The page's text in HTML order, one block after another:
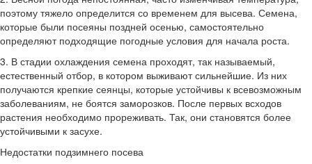
поэтому тяжело определится со временем для высева. Семена,
которые были посеяны поздней осенью, самостоятельно
определяют подходящие погодные условия для начала роста.
3. В стадии охлаждения семена проходят, так называемый,
естественный отбор, в котором выживают сильнейшие. Из них
получаются крепкие сеянцы, которые устойчивы к всевозможным
заболеваниям, не боятся заморозков. После первых всходов
растения необходимо прореживать. Так, они становятся более
устойчивыми к засухе.
Недостатки подзимнего посева